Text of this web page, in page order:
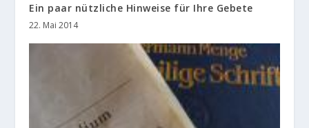
Ein paar nützliche Hinweise für Ihre Gebete
22. Mai 2014